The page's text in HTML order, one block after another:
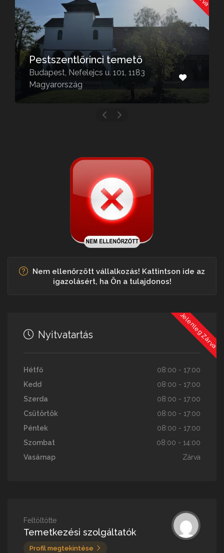
Pestszentlőrinci temető
Budapest, Nefelejcs u. 101, 1183
Magyarország
Nem ellenőrzött vállalkozás! Kattintson ide az
igazolásért, ha Ön a tulajdonos!
Jelenleg Zárva
Nyitvatartás
Hétfő
08:00 - 17:00
Kedd
08:00 - 17:00
Szerda
08:00 - 17:00
Csütörtök
08:00 - 17:00
Péntek
08:00 - 17:00
Szombat
08:00 - 14:00
Vasárnap
Zárva
Feltöltötte
Temetkezési szolgáltatók
Profil megtekintése